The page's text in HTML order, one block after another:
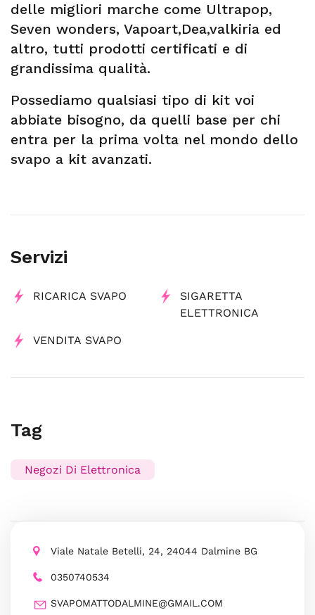
delle migliori marche come Ultrapop,
Seven wonders, Vapoart,Dea,valkiria ed
altro, tutti prodotti certificati e di
grandissima qualità.
Possediamo qualsiasi tipo di kit voi
abbiate bisogno, da quelli base per chi
entra per la prima volta nel mondo dello
svapo a kit avanzati.
Servizi
RICARICA SVAPO
SIGARETTA
ELETTRONICA
VENDITA SVAPO
Tag
Negozi Di Elettronica
Viale Natale Betelli, 24, 24044 Dalmine BG
0350740534
SVAPOMATTODALMINE@GMAIL.COM